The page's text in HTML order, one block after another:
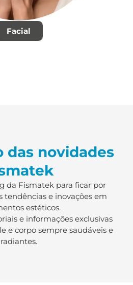
Facial
das novidades
da Fismatek para ficar por
e inovações em
estéticos.
e informações exclusivas
e corpo sempre saudáveis e
radiantes.